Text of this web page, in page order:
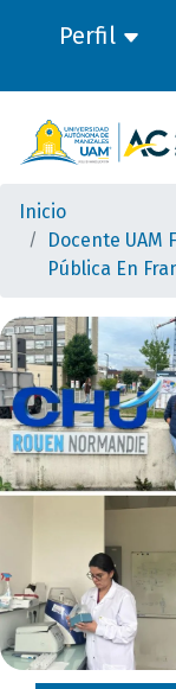
Perfil
Inicio
Docente UAM
Pública En